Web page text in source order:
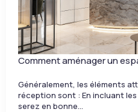
Comment aménager un
Généralement, les éléments
réception sont : En incluant
serez en bonne…